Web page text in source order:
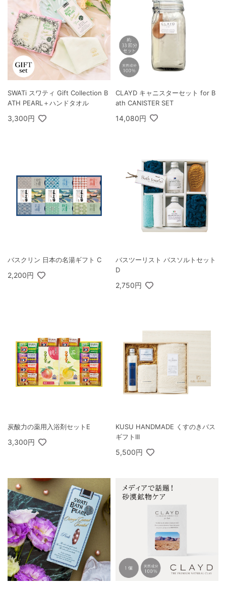
SWATi スワティ Gift Collection B
ATH PEARL＋ハンドタオル
3,300円
CLAYD キャニスターセット for B
ath CANISTER SET
14,080円
バスクリン 日本の名湯ギフト C
2,200円
バスツーリスト バスソルトセット
D
2,750円
炭酸力の薬用入浴剤セットE
3,300円
KUSU HANDMADE くすのきバス
ギフトIII
5,500円